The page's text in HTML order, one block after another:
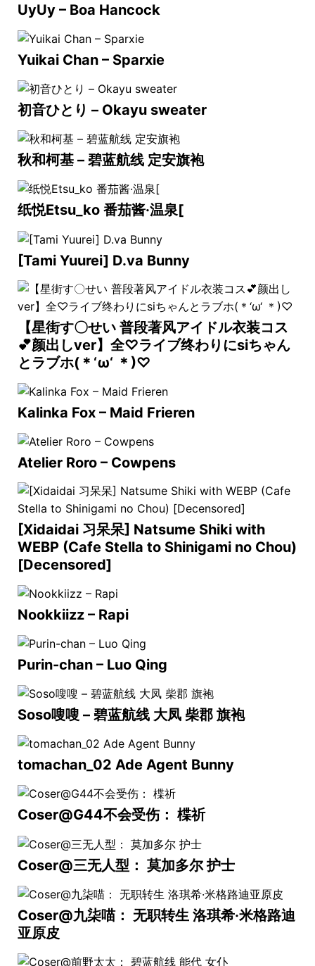
UyUy – Boa Hancock
Yuikai Chan – Sparxie
初音ひとり – Okayu sweater
秋和柯基 – 碧蓝航线 定安旗袍
纸悦Etsu_ko 番茄酱·温泉[
[Tami Yuurei] D.va Bunny
【星街す〇せい 普段著风アイドル衣装コス
💕颜出しver】全♡ライブ终わりにsiちゃん
とラブホ(＊‘ω‘ ＊)♡
Kalinka Fox – Maid Frieren
Atelier Roro – Cowpens
[Xidaidai 习呆呆] Natsume Shiki with
WEBP (Cafe Stella to Shinigami no Chou)
[Decensored]
Nookkiizz – Rapi
Purin-chan – Luo Qing
Soso嗖嗖 – 碧蓝航线 大凤 柴郡 旗袍
tomachan_02 Ade Agent Bunny
Coser@G44不会受伤： 楪祈
Coser@三无人型： 莫加多尔 护士
Coser@九柒喵： 无职转生 洛琪希·米格路迪
亚原皮